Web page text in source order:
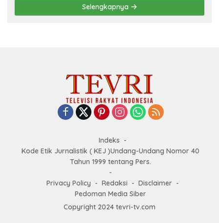
Selengkapnya
Indeks
Kode Etik Jurnalistik ( KEJ )Undang-Undang Nomor 40
Tahun 1999 tentang Pers.
Privacy Policy Redaksi
Disclaimer
Pedoman Media Siber
Copyright 2024 tevri-tv.com